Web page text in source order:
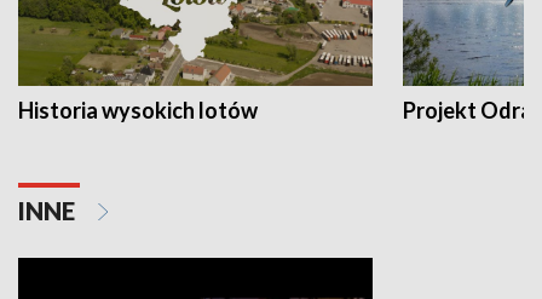
Historia wysokich lotów Projekt Odra
INNE